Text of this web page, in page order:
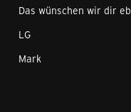
Das wünschen wir dir
LG
Mark